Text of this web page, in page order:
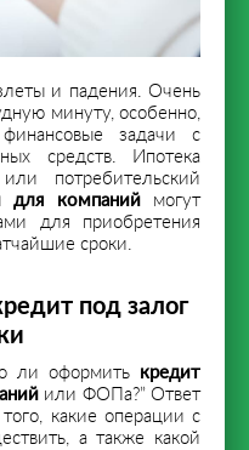
и падения. Очень
минуту, особенно,
задачи с
средств. Ипотека
потребительский
для компаниймогут
для приобретения
сроки.
под залог
ли оформить кредит
или ФОПа?” Ответ
какие операции с
а также какой